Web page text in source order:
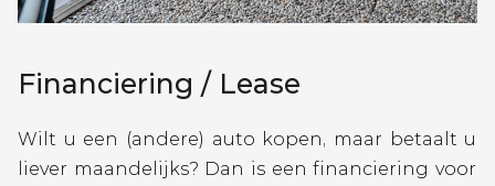
Financiering / Lease
Wilt u een (andere) auto kopen, maar betaalt u
liever maandelijks? Dan is een financiering voor